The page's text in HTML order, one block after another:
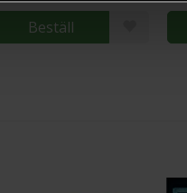
Beställ